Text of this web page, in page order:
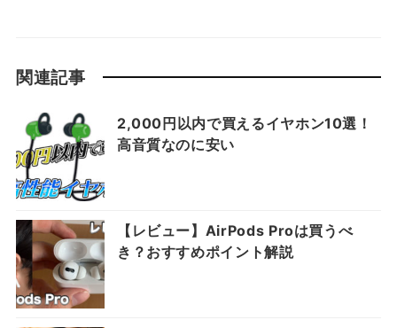
関連記事
2,000円以内で買えるイヤホン10選！
高音質なのに安い
【レビュー】AirPods Proは買うべ
き？おすすめポイント解説